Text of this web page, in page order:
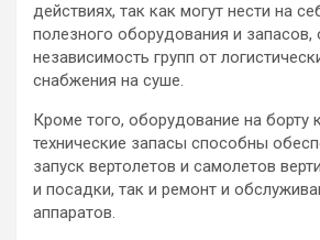
действиях, так как могут нести на
полезного оборудования и запасов,
независимость групп от
снабжения на суше.
Кроме того, оборудование на борту
технические запасы способны
запуск вертолетов и самолетов
и посадки, так и ремонт и
аппаратов.